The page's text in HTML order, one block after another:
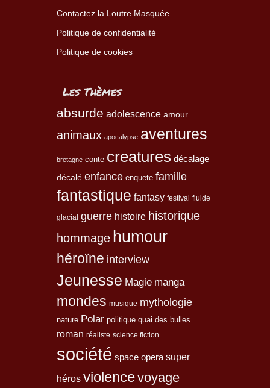
Contactez la Loutre Masquée
Politique de confidentialité
Politique de cookies
Les Thèmes
absurde adolescence amour
animaux apocalypse aventures
bretagne conte creatures décalage
décalé enfance enquete famille
fantastique fantasy festival fluide
glacial guerre histoire historique
hommage humour
héroïne interview
Jeunesse Magie manga
mondes musique mythologie
nature Polar politique quai des bulles
roman réaliste science fiction
société space opera super
héros violencevoyage